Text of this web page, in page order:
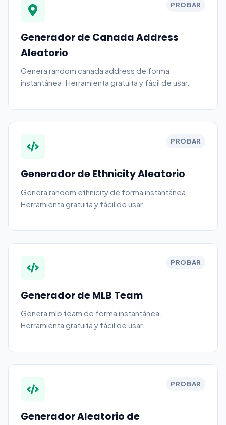
PROBAR
Generador de Canada Address
Aleatorio
Genera random canada address de forma
instantánea. Herramienta gratuita y fácil de usar.
PROBAR
Generador de Ethnicity Aleatorio
Genera random ethnicity de forma instantánea.
Herramienta gratuita y fácil de usar.
PROBAR
Generador de MLB Team
Genera mlb team de forma instantánea.
Herramienta gratuita y fácil de usar.
PROBAR
Generador Aleatorio de